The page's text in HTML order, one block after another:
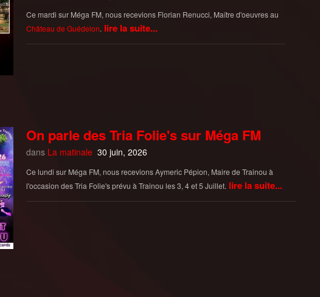
Ce mardi sur Méga FM, nous recevions Florian Renucci, Maître d'oeuvres au
Château de Guédelon. lire la suite...
On parle des Tria Folie's sur Méga FM
dans La matinale 30 juin, 2026
Ce lundi sur Méga FM, nous recevions Aymeric Pépion, Maire de Trainou à
l'occasion des Tria Folie's prévu à Trainou les 3, 4 et 5 Juillet. lire la suite...